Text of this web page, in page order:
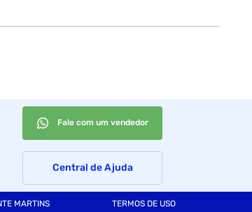
Fale com um vendedor
Central de Ajuda
MARTINS TERMOS DE USO